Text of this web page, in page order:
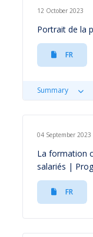
12 October 2023
Portrait de la
FR
Summary
04 September 2023
La formation
salariés |
FR